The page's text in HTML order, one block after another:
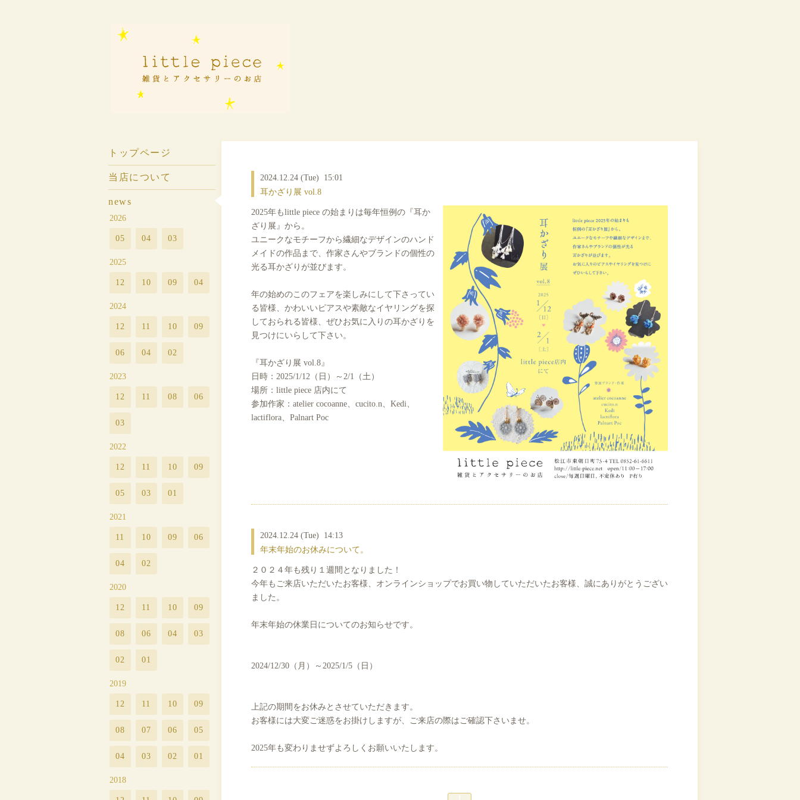
2024.12.24 (Tue) 15:01
耳かざり展 vol.8
2025年もlittle piece の始まりは毎年恒例の『耳か
ざり展』から。
ユニークなモチーフから繊細なデザインのハンド
メイドの作品まで、作家さんやブランドの個性の
光る耳かざりが並びます。
年の始めのこのフェアを楽しみにして下さってい
る皆様、かわいいピアスや素敵なイヤリングを探
しておられる皆様、ぜひお気に入りの耳かざりを
見つけにいらして下さい。
『耳かざり展 vol.8』
日時：2025/1/12（日）～2/1（土）
場所：little piece 店内にて
参加作家：atelier cocoanne、cucito.n、Kedi、
lactiflora、Palnart Poc
2024.12.24 (Tue) 14:13
年末年始のお休みについて。
２０２４年も残り１週間となりました！
今年もご来店いただいたお客様、オンラインショップでお買い物していただいたお客様、誠にありがとうござい
ました。
年末年始の休業日についてのお知らせです。
2024/12/30（月）～2025/1/5（日）
上記の期間をお休みとさせていただきます。
お客様には大変ご迷惑をお掛けしますが、ご来店の際はご確認下さいませ。
2025年も変わりませずよろしくお願いいたします。
トップページ
当店について
news
2026
05 04 03
2025
12 10 09 04
2024
12 11 10 09
06 04 02
2023
12 11 08 06
03
2022
12 11 10 09
05 03 01
2021
11 10 09 06
04 02
2020
12 11 10 09
08 06 04 03
02 01
2019
12 11 10 09
08 07 06 05
04 03 02 01
2018